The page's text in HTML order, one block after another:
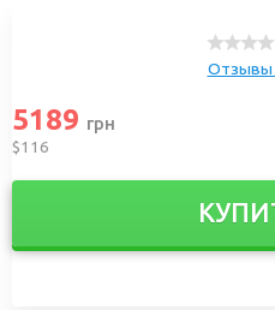
Отзывы
5189 грн
$116